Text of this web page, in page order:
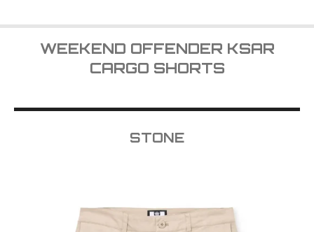
WEEKEND OFFENDER KSAR
CARGO SHORTS
STONE